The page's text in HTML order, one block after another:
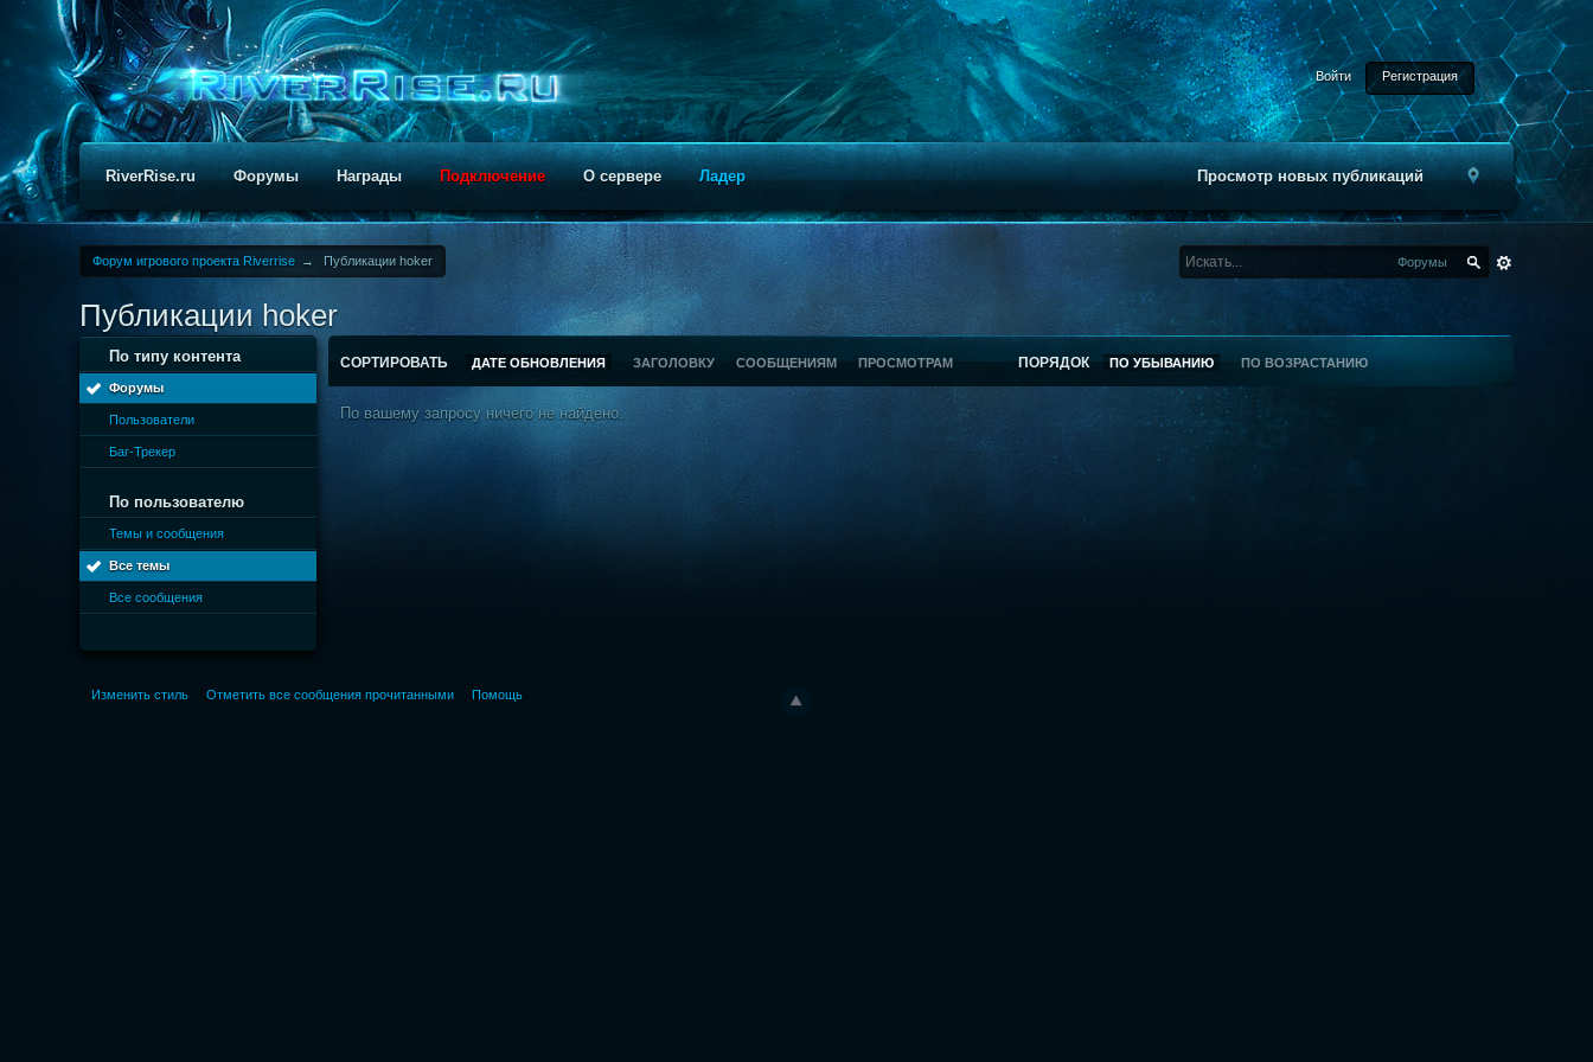
Войти Регистрация
Просмотр новых публикаций
RiverRise.ru Форумы Награды Подключение О сервере Ладер
Форум игрового проекта Riverrise → Публикации hoker Форумы
Публикации hoker
По типу контента
Форумы
Пользователи
Баг-Трекер
По пользователю
Темы и сообщения
Все темы
Все сообщения
СОРТИРОВАТЬ ДАТЕ ОБНОВЛЕНИЯ ЗАГОЛОВКУ СООБЩЕНИЯМ ПРОСМОТРАМ ПОРЯДОК ПО УБЫВАНИЮ ПО ВОЗРАСТАНИЮ
По вашему запросу ничего не найдено.
Изменить стиль Отметить все сообщения прочитанными Помощь